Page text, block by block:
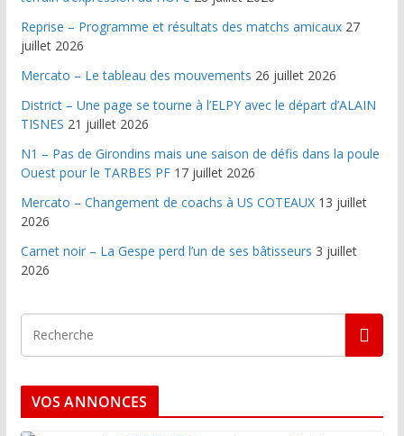
Reprise – Programme et résultats des matchs amicaux 27
juillet 2026
Mercato – Le tableau des mouvements 26 juillet 2026
District – Une page se tourne à l’ELPY avec le départ d’ALAIN
TISNES 21 juillet 2026
N1 – Pas de Girondins mais une saison de défis dans la poule
Ouest pour le TARBES PF 17 juillet 2026
Mercato – Changement de coachs à US COTEAUX 13 juillet
2026
Carnet noir – La Gespe perd l’un de ses bâtisseurs 3 juillet
2026
VOS ANNONCES